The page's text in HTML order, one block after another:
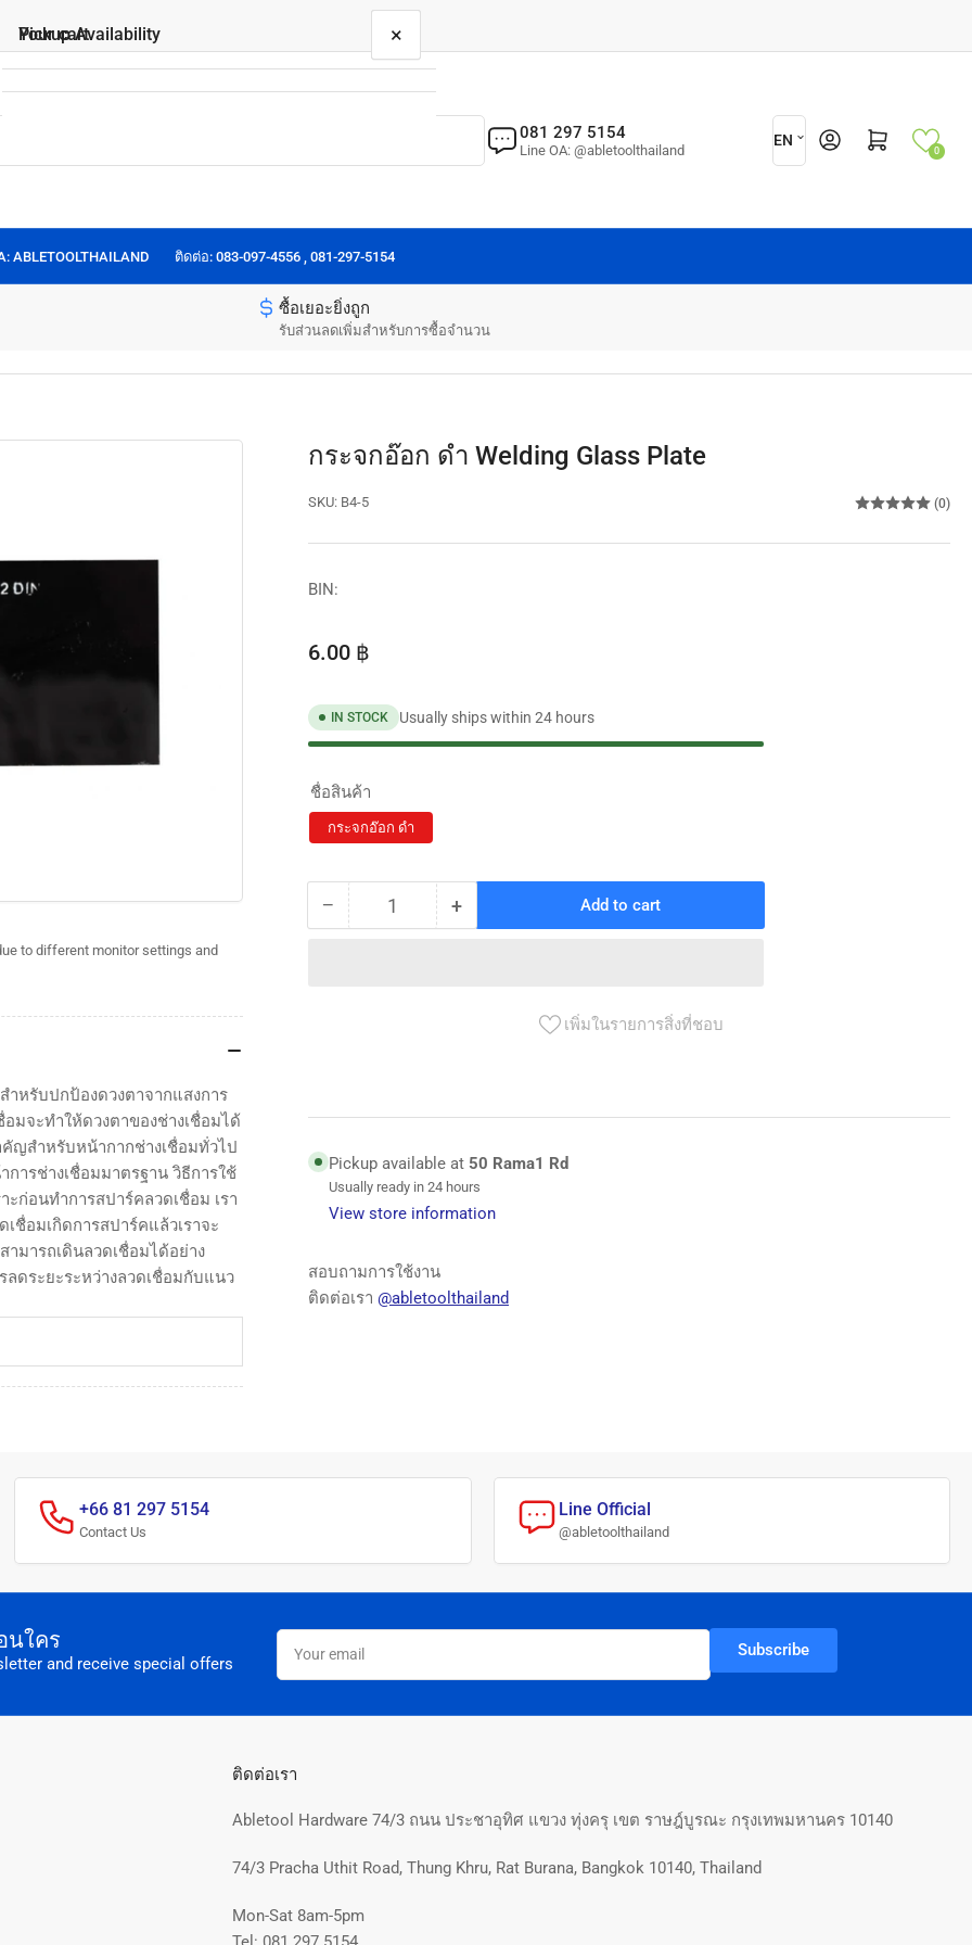
081 297 5154
Line OA: @abletoolthailand
L
a
g
e
EN Log in Open mini cart
0
ABLETOOLTHAILAND ติดต่อ: 083-097-4556 , 081-297-5154
ซื้อเยอะยิ่งถูก
รับส่วนลดเพิ่มสำหรับการซื้อจำนวน
to different monitor settings and
กระจกอ๊อก ดำ Welding Glass Plate
SKU: B4-5 (0)
BIN:
Regular
6.00 ฿
IN STOCK Usually ships within 24 hours
ชื่อสินค้า
กระจกอ๊อก ดำ
− Decrease
ดำ
Glass
Plate
Quantity +Increase
ดำ
Glass
Plate
Add to cart
เพิ่มในรายการสิ่งที่ชอบ
Pickup available at 50 Rama1 Rd
Usually ready in 24 hours
View store information
สอบถามการใช้งาน
ติดต่อเรา @abletoolthailand
ำหรับปกป้องดวงตาจากแสงการ
มจะทำให้ดวงตาของช่างเชื่อมได้
ญสำหรับหน้ากากช่างเชื่อมทั่วไป
ารช่างเชื่อมมาตรฐาน วิธีการใช้
ะก่อนทำการสปาร์คลวดเชื่อม เรา
ชื่อมเกิดการสปาร์คแล้วเราจะ
ามารถเดินลวดเชื่อมได้อย่าง
ลดระยะระหว่างลวดเชื่อมกับแนว
+66 81 297 5154
Contact Us
Line Official
@abletoolthailand
นใคร
and receive special offers
Your
email
Subscribe
ติดต่อเรา
Abletool Hardware 74/3 ถนน ประชาอุทิศ แขวง ทุ่งครุ เขต ราษฎ์บูรณะ กรุงเทพมหานคร 10140
74/3 Pracha Uthit Road, Thung Khru, Rat Burana, Bangkok 10140, Thailand
Mon-Sat 8am-5pm
Your cart ×
Pickup Availability ×
กระจกอ๊อก ดำ Welding Glass Plate
50 Rama1 Rd
Unit 201
Patumwan
0917966414